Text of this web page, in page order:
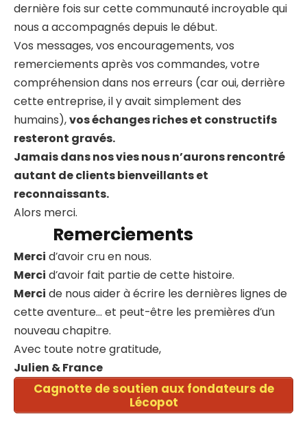
dernière fois sur cette communauté incroyable qui
nous a accompagnés depuis le début.
Vos messages, vos encouragements, vos
remerciements après vos commandes, votre
compréhension dans nos erreurs (car oui, derrière
cette entreprise, il y avait simplement des
humains),vos échanges riches et constructifs
resteront gravés.
Jamais dans nos vies nous n’aurons rencontré
autant de clients bienveillants et
reconnaissants.
Alors merci.
Remerciements
Merci d’avoir cru en nous.
Merci d’avoir fait partie de cette histoire.
Merci de nous aider à écrire les dernières lignes de
cette aventure… et peut-être les premières d’un
nouveau chapitre.
Avec toute notre gratitude,
Julien & France
Cagnotte de soutien aux fondateurs de
Lécopot